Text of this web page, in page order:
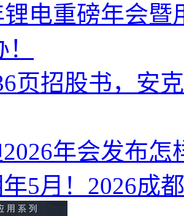
锂电重磅年会
页招股书，安
2026年会发布
5月！2026成